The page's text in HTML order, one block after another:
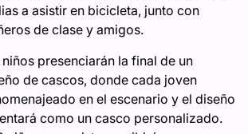
a asistir en bicicleta, junto con
de clase y amigos.
presenciarán la final de un
de cascos, donde cada joven
en el escenario y el diseño
como un casco personalizado.